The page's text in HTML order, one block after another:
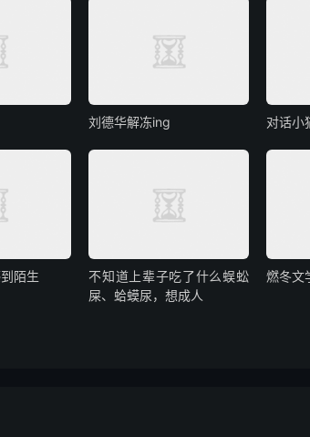
刘德华解冻ing 对话小
陌生
不知道上辈子吃了什么蜈蚣
屎、蛤蟆尿，想成人
燃冬文